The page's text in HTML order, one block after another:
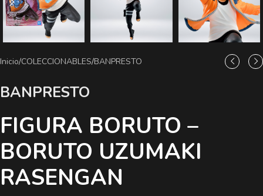
Inicio/COLECCIONABLES/BANPRESTO
BANPRESTO
FIGURA BORUTO –
BORUTO UZUMAKI
RASENGAN